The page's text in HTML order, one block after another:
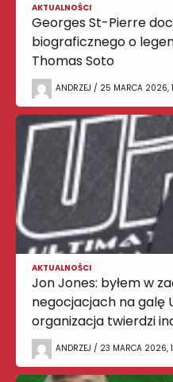
AKTUALNOŚCI
Georges St-Pierre
biograficznego o
Thomas Soto
ANDRZEJ / 25 MARCA 2026,
AKTUALNOŚCI
Jon Jones: byłem w
negocjacjach na galę
organizacja twierdzi
ANDRZEJ / 23 MARCA 2026,